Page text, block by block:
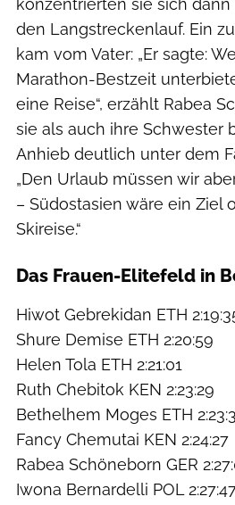
konzentrierten sie sich
den Langstreckenlauf. Ein
kam vom Vater: „Er sagte:
Marathon-Bestzeit
eine Reise“, erzählt Rabea
sie als auch ihre Schwester
Anhieb deutlich unter dem
„Den Urlaub müssen wir
– Südostasien wäre ein Ziel
Skireise.“
Das Frauen-Elitefeld in
Hiwot Gebrekidan ETH
Shure Demise ETH 2:20:59
Helen Tola ETH 2:21:01
Ruth Chebitok KEN 2:23:29
Bethelhem Moges ETH
Fancy Chemutai KEN 2:24:27
Rabea Schöneborn GER
Iwona Bernardelli POL